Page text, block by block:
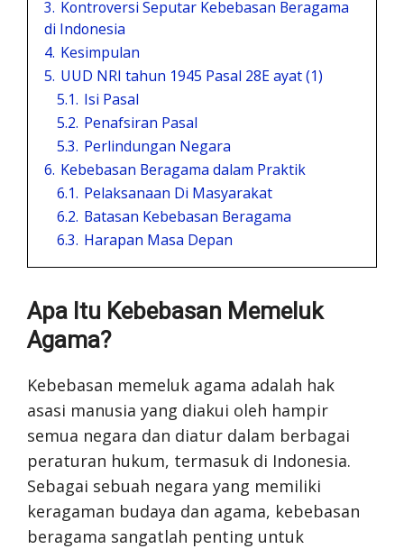
3. Kontroversi Seputar Kebebasan Beragama
di Indonesia
4. Kesimpulan
5. UUD NRI tahun 1945 Pasal 28E ayat (1)
5.1. Isi Pasal
5.2. Penafsiran Pasal
5.3. Perlindungan Negara
6. Kebebasan Beragama dalam Praktik
6.1. Pelaksanaan Di Masyarakat
6.2. Batasan Kebebasan Beragama
6.3. Harapan Masa Depan
Apa Itu Kebebasan Memeluk
Agama?
Kebebasan memeluk agama adalah hak
asasi manusia yang diakui oleh hampir
semua negara dan diatur dalam berbagai
peraturan hukum, termasuk di Indonesia.
Sebagai sebuah negara yang memiliki
keragaman budaya dan agama, kebebasan
beragama sangatlah penting untuk